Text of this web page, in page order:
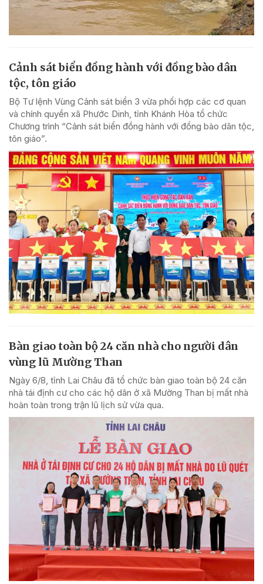
Cảnh sát biển đồng hành với đồng bào dân
tộc, tôn giáo
Bộ Tư lệnh Vùng Cảnh sát biển 3 vừa phối hợp các cơ quan
và chính quyền xã Phước Dinh, tỉnh Khánh Hòa tổ chức
Chương trình “Cảnh sát biển đồng hành với đồng bào dân tộc,
tôn giáo”.
Bàn giao toàn bộ 24 căn nhà cho người dân
vùng lũ Mường Than
Ngày 6/8, tỉnh Lai Châu đã tổ chức bàn giao toàn bộ 24 căn
nhà tái định cư cho các hộ dân ở xã Mường Than bị mất nhà
hoàn toàn trong trận lũ lịch sử vừa qua.